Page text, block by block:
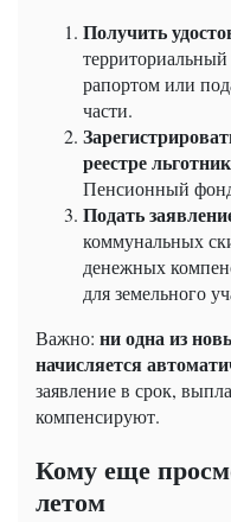
Получить
рапортом или
части.
реестре
Пенсионный
Подать
коммунальных
денежных
для земельного
Важно: ни одна из
начисляется
заявление в срок,
компенсируют.
Кому еще
летом